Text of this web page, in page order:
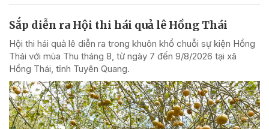
Sắp diễn ra Hội thi hái quả lê Hồng Thái
Hội thi hái quả lê diễn ra trong khuôn khổ chuỗi sự kiện Hồng
Thái với mùa Thu tháng 8, từ ngày 7 đến 9/8/2026 tại xã
Hồng Thái, tỉnh Tuyên Quang.